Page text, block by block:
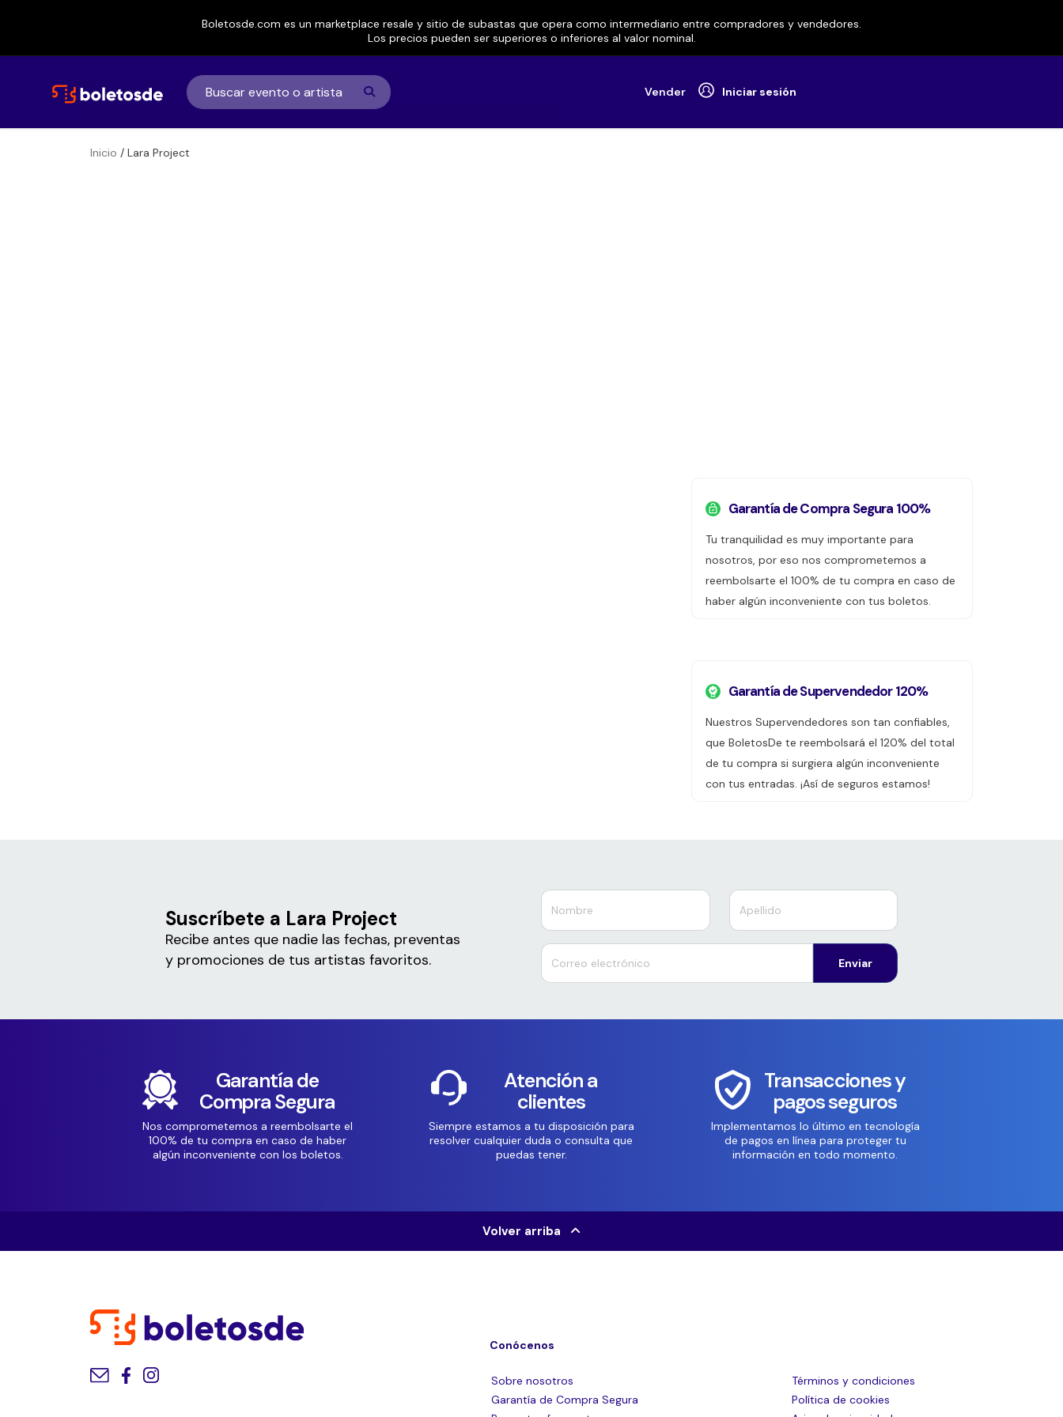
Boletosde.com es un marketplace resale y sitio de subastas que opera como intermediario entre compradores y vendedores.
Los precios pueden ser superiores o inferiores al valor nominal.
Vender Iniciar sesión
Inicio / Lara Project
Garantía de Compra Segura 100%
Tu tranquilidad es muy importante para
nosotros, por eso nos comprometemos a
reembolsarte el 100% de tu compra en caso de
haber algún inconveniente con tus boletos.
Garantía de Supervendedor 120%
Nuestros Supervendedores son tan confiables,
que BoletosDe te reembolsará el 120% del total
de tu compra si surgiera algún inconveniente
con tus entradas. ¡Así de seguros estamos!
Suscríbete a Lara Project
Recibe antes que nadie las fechas, preventas
y promociones de tus artistas favoritos.
Enviar
Garantía de
Compra Segura
Nos comprometemos a reembolsarte el
100% de tu compra en caso de haber
algún inconveniente con los boletos.
Atención a
clientes
Siempre estamos a tu disposición para
resolver cualquier duda o consulta que
puedas tener.
Transacciones y
pagos seguros
Implementamos lo último en tecnología
de pagos en línea para proteger tu
información en todo momento.
Volver arriba
Conócenos
Sobre nosotros
Garantía de Compra Segura
Términos y condiciones
Política de cookies